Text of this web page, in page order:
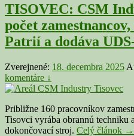
TISOVEC: CSM
počet
Patrií a dodáva
Zverejnené: 18. decembra 2025
komentáre ↓
Približne 160 pracovníkov
Tisovci vyrába obrannú techniku
dokončovací stroj. Celý článok →